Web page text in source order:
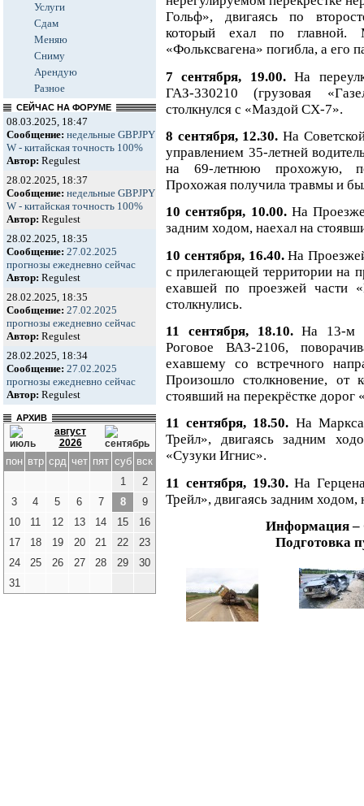
Услуги
Сдам
Меняю
Сниму
Арендую
Разное
СЕЙЧАС НА ФОРУМЕ
08.03.2025, 18:47
Сообщение: недельные GBPJPY
W - китайская точность 100%
Автор: Regulest
28.02.2025, 18:37
Сообщение: недельные GBPJPY
W - китайская точность 100%
Автор: Regulest
28.02.2025, 18:35
Сообщение: 27.02.2025
прогнозы ежедневно сейчас
Автор: Regulest
28.02.2025, 18:35
Сообщение: 27.02.2025
прогнозы ежедневно сейчас
Автор: Regulest
28.02.2025, 18:34
Сообщение: 27.02.2025
прогнозы ежедневно сейчас
Автор: Regulest
АРХИВ
август
2026
пон втр срд чет пят суб вск
1
2
3
4 5 6 7 8
9
10
11 12 13 14 15
16
17
18 19 20 21 22
23
24
25 26 27 28 29
30
31
Гольф», двигаясь по
который ехал по главной.
«Фольксвагена» погибла, а его
7 сентября, 19.00.На
ГАЗ-330210 (грузовая
столкнулся с «Маздой СХ-7».
8 сентября, 12.30.На
управлением 35-летней
на 69-летнюю прохожую,
Прохожая получила травмы и
10 сентября, 10.00. На
задним ходом, наехал на
10 сентября, 16.40.На
с прилегающей территории на
ехавшей по проезжей части
столкнулись.
11 сентября, 18.10.На 13-м
Роговое ВАЗ-2106,
ехавшему со встречного
Произошло столкновение, от
стоявший на перекрёстке
11 сентября, 18.50. На
Трейл», двигаясь задним
«Сузуки Игнис».
11 сентября, 19.30.На
Трейл», двигаясь задним
Информация –
Подготовка